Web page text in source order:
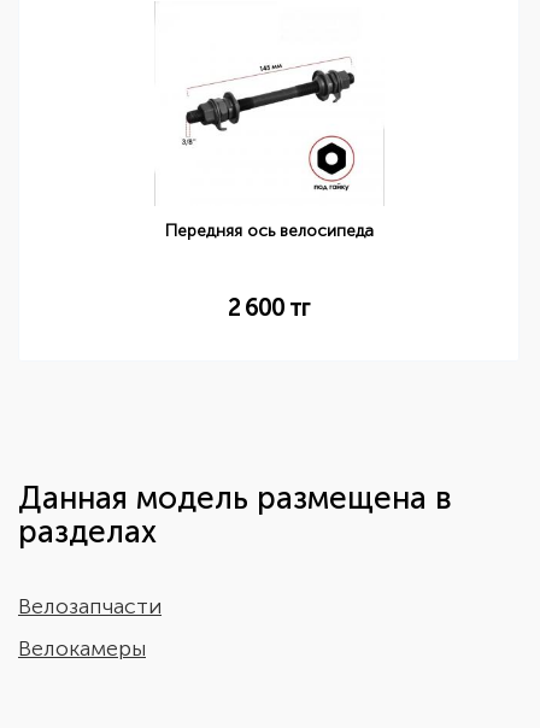
Передняя ось велосипеда
2 600 тг
Данная модель размещена в
разделах
Велозапчасти
Велокамеры